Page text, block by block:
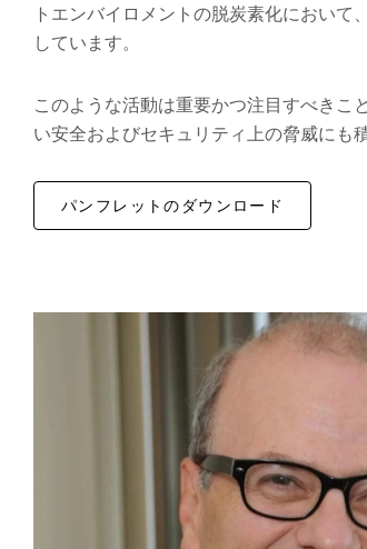
トエンバイロメントの脱炭素化におい
しています。
このような活動は重要かつ注目すべきこ
い安全およびセキュリティ上の脅威にも
パンフレットのダウンロード